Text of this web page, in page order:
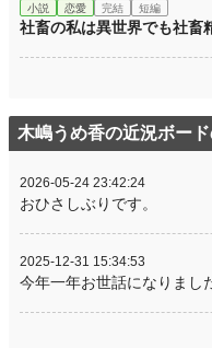
小説 恋愛 完結 短編
社畜の私は異世界でも社畜
木嶋うめ香の近況ボー
2026-05-24 23:42:24
おひさしぶりです。
2025-12-31 15:34:53
今年一年お世話になりまし